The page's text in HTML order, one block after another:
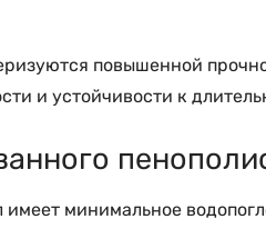
повышенной
и устойчивости к
минимальное